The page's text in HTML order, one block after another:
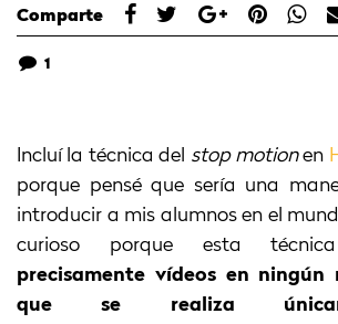
Comparte
1
Incluí la técnica del stop motionen
porque pensé que sería una
introducir a mis alumnos en el
curioso porque esta técnica
precisamente vídeos en ningún
que se realiza